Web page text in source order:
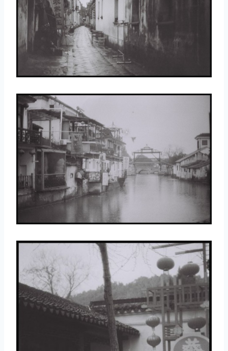
取消 搜索